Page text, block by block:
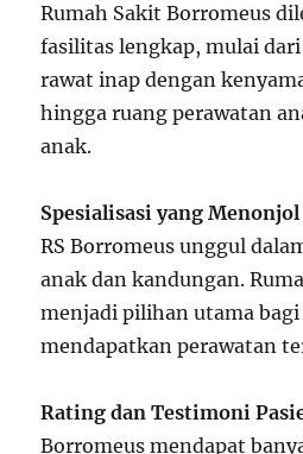
Rumah Sakit Borromeus
fasilitas lengkap, mulai
rawat inap dengan
hingga ruang perawatan
anak.
Spesialisasi yang Menonjol
RS Borromeus unggul
anak dan kandungan.
menjadi pilihan utama
mendapatkan perawatan
Rating dan Testimoni
Borromeus mendapat